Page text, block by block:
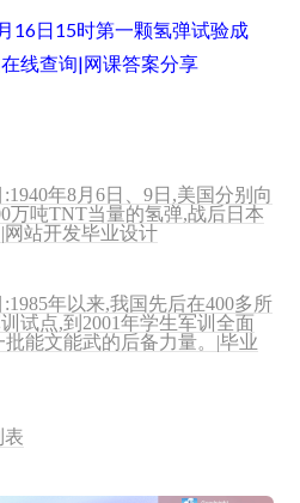
16日15时第一颗氢弹试验成
线查询|网课答案分享
年8月6日、9日,美国分别向
万吨TNT当量的氢弹,战后日本
站开发毕业设计
年以来,我国先后在400多所
试点,到2001年学生军训全面
能文能武的后备力量。|毕业
表